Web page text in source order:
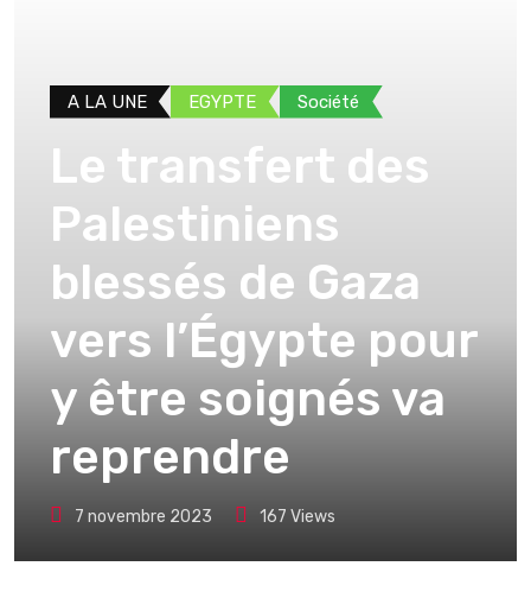
A LA UNE EGYPTE Société
Le transfert des
Palestiniens
blessés de Gaza
vers l’Égypte pour
y être soignés va
reprendre
7 novembre 2023 167 Views